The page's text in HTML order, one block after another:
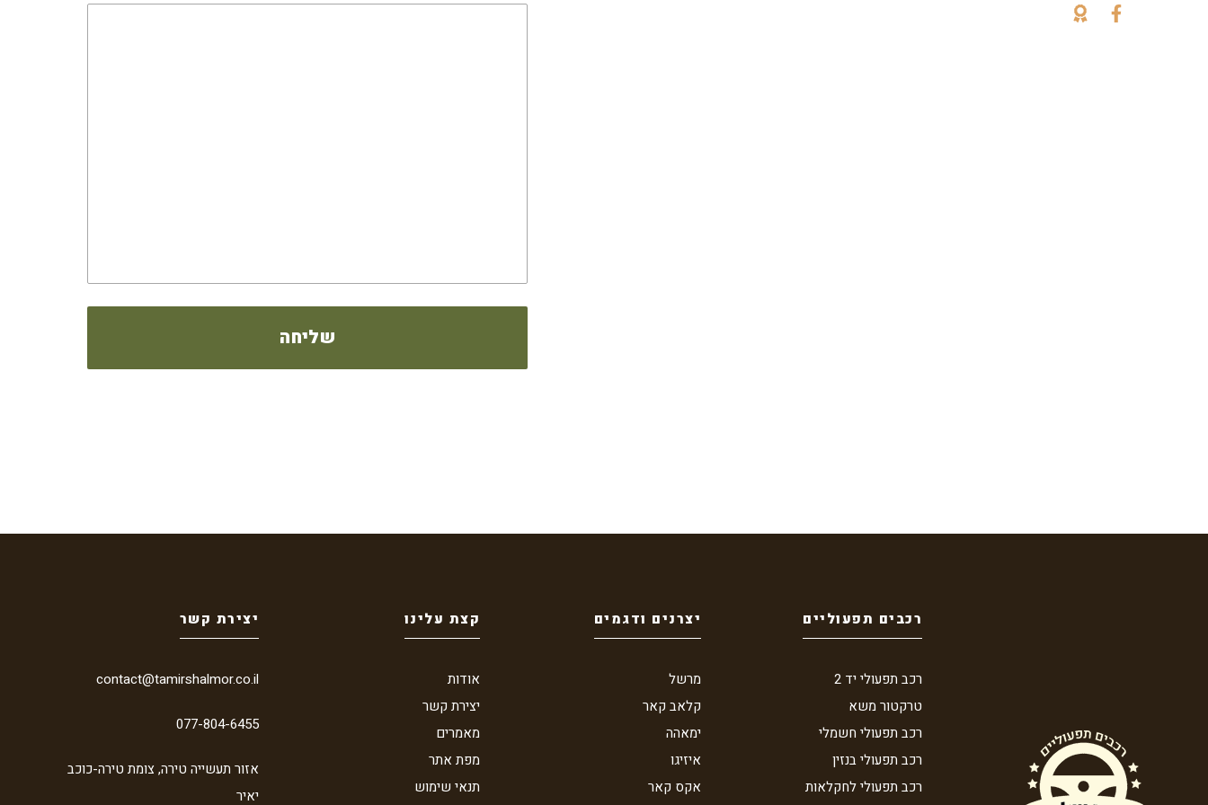
רכבים תפעוליים
רכב תפעולי יד 2
טרקטור משא
רכב תפעולי חשמלי
רכב תפעולי בנזין
רכב תפעולי לחקלאות
יצרנים ודגמים
מרשל
קלאב קאר
ימאהה
איזיגו
אקס קאר
קצת עלינו
אודות
יצירת קשר
מאמרים
מפת אתר
תנאי שימוש
יצירת קשר
contact@tamirshalmor.co.il
077-804-6455
אזור תעשייה טירה, צומת טירה-כוכב
יאיר